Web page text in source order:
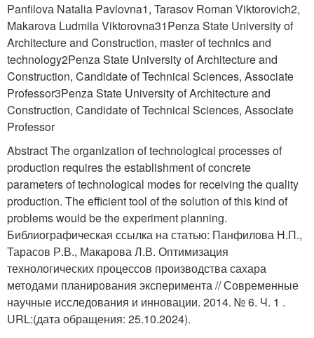
Panfilovа Natalia Pavlovna1, Tarasov Roman Viktorovich2,
Makarova Ludmila Viktorovna31Penza State University of
Architecture and Construction, master of technics and
technology2Penza State University of Architecture and
Construction, Candidate of Technical Sciences, Associate
Professor3Penza State University of Architecture and
Construction, Candidate of Technical Sciences, Associate
Professor
Abstract The organization of technological processes of
production requires the establishment of concrete
parameters of technological modes for receiving the quality
production. The efficient tool of the solution of this kind of
problems would be the experiment planning.
Библиографическая ссылка на статью: Панфилова Н.П.,
Тарасов Р.В., Макарова Л.В. Оптимизация
технологических процессов производства сахара
методами планирования эксперимента // Современные
научные исследования и инновации. 2014. № 6. Ч. 1 .
URL:(дата обращения: 25.10.2024).